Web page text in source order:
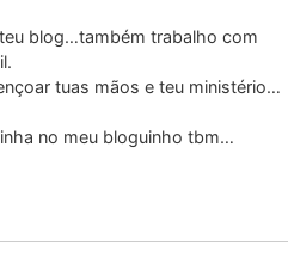
blog…também trabalho com
tuas mãos e teu ministério…
no meu bloguinho tbm…